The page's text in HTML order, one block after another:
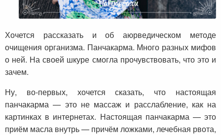
Хочется рассказать и об аюрведическом методе
очищения организма. Панчакарма. Много разных мифов
о ней. На своей шкуре смогла прочувствовать, что это и
зачем.
Ну, во-первых, хочется сказать, что настоящая
панчакарма — это не массаж и расслабление, как на
картинках в интернетах. Настоящая панчакарма — это
приём масла внутрь — причём ложками, лечебная рвота,